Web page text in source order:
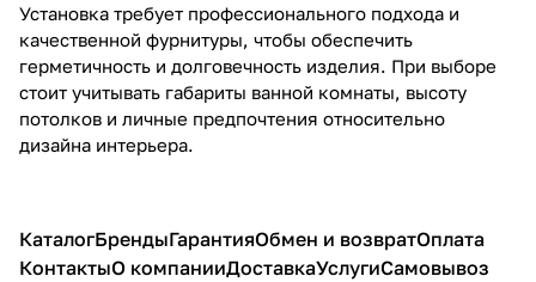
Установка требует профессионального подхода и
качественной фурнитуры, чтобы обеспечить
герметичность и долговечность изделия. При выборе
стоит учитывать габариты ванной комнаты, высоту
потолков и личные предпочтения относительно
дизайна интерьера.
КаталогБрендыГарантияОбмен и возвратОплата
КонтактыО компанииДоставкаУслугиСамовывоз